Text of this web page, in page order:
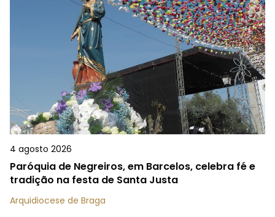
4 agosto 2026
Paróquia de Negreiros, em Barcelos, celebra fé e
tradição na festa de Santa Justa
Arquidiocese de Braga